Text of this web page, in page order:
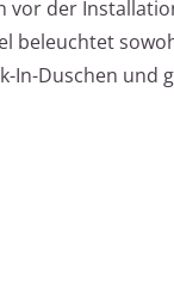
vor der
beleuchtet
In-Duschen und